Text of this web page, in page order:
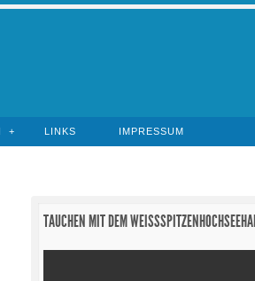
LINKS IMPRESSUM
TAUCHEN MIT DEM WEISSSPITZENHOCHSEEHAI